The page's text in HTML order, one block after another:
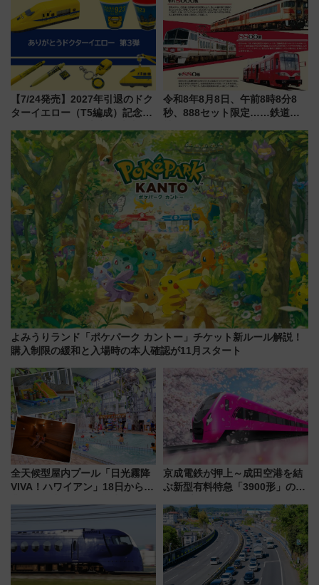
注目観光列車まとめ きっぷの取
り方は？
「身の回り品」新サイズ制限
(40×30×20cm)おさらい
【7/24発売】2027年引退のドク
ターイエロー（T5編成）記念グ
送の目覚まし時計など通販・販
売店舗まとめ
令和8年8月8日、午前8時8分8
秒、888セット限定……鉄道各
たち
よみうりランド「ポケパーク カントー」チケット新ルール解説！
購入制限の緩和と入場時の本人確認が11月スタート
全天候型屋内プール「日光霧降
VIVA！ハワイアン」18日から営
ァミリーから大人まで幅広い世
代が一日中楽しる夏のリゾート
を楽しんで
京成電鉄が押上～成田空港を結
ぶ新型有料特急「3900形」のコ
募集も実施